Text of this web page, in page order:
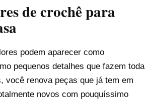
de crochê para
podem aparecer como
pequenos detalhes que fazem toda
você renova peças que já tem em
novos com pouquíssimo